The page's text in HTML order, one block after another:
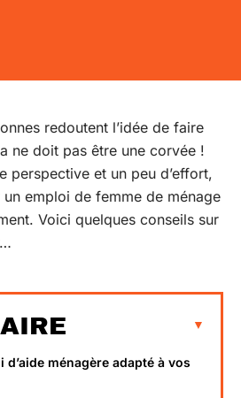
redoutent l’idée de faire
ne doit pas être une corvée !
perspective et un peu d’effort,
emploi de femme de ménage
Voici quelques conseils sur
d’aide ménagère adapté à vos